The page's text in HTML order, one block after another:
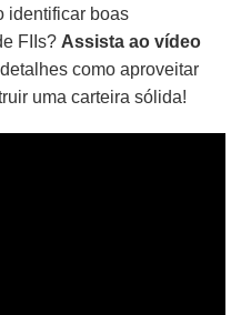
identificar boas
FIIs?Assista ao vídeo
como aproveitar
uma carteira sólida!